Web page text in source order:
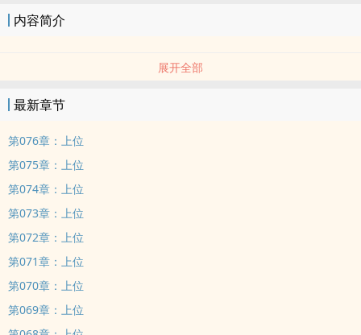
内容简介
展开全部
最新章节
第076章：上位
第075章：上位
第074章：上位
第073章：上位
第072章：上位
第071章：上位
第070章：上位
第069章：上位